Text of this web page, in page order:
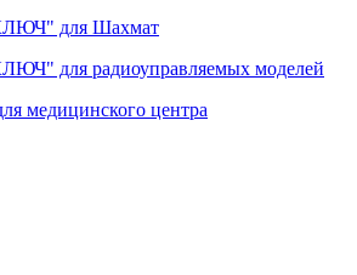
для Шахмат
для радиоуправляемых моделей
медицинского центра